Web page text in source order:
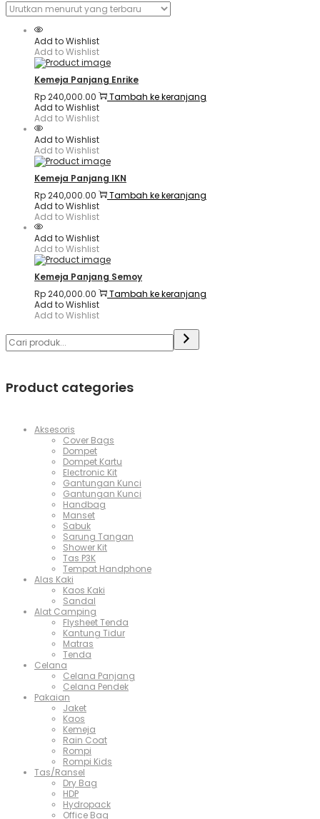
Add to Wishlist
Add to Wishlist
Kemeja Panjang Enrike
Rp240,000.00
Tambah ke keranjang
Add to Wishlist
Add to Wishlist
Add to Wishlist
Add to Wishlist
Kemeja Panjang IKN
Rp240,000.00
Tambah ke keranjang
Add to Wishlist
Add to Wishlist
Add to Wishlist
Add to Wishlist
Kemeja Panjang Semoy
Rp240,000.00
Tambah ke keranjang
Add to Wishlist
Add to Wishlist
Product categories
Aksesoris
Cover Bags
Dompet
Dompet Kartu
Electronic Kit
Gantungan Kunci
Gantungan Kunci
Handbag
Manset
Sabuk
Sarung Tangan
Shower Kit
Tas P3K
Tempat Handphone
Alas Kaki
Kaos Kaki
Sandal
Alat Camping
Flysheet Tenda
Kantung Tidur
Matras
Tenda
Celana
Celana Panjang
Celana Pendek
Pakaian
Jaket
Kaos
Kemeja
Rain Coat
Rompi
Rompi Kids
Tas/Ransel
Dry Bag
HDP
Hydropack
Office Bag